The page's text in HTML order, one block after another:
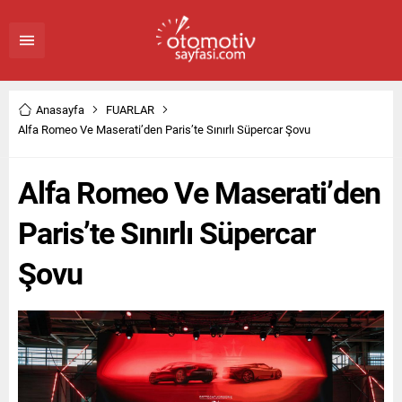
Anasayfa
FUARLAR
Alfa Romeo Ve Maserati’den Paris’te Sınırlı Süpercar Şovu
Alfa Romeo Ve Maserati’den
Paris’te Sınırlı Süpercar
Şovu